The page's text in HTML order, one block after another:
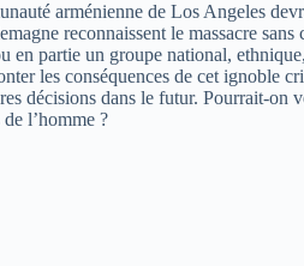
arménienne de Los Angeles
reconnaissent le massacre
partie un groupe national,
les conséquences de cet ignoble
décisions dans le futur. Pourrait-on
l’homme ?